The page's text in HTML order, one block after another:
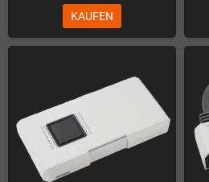
KAUFEN